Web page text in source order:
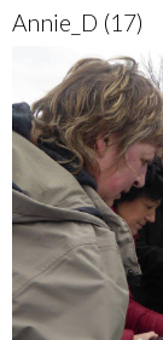
Annie_D (17)